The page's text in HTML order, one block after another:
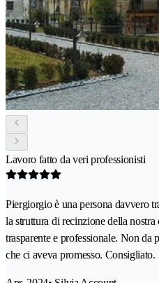
Lavoro fatto da veri professionisti
Piergiorgio è una persona davvero
la struttura di recinzione della nostra
trasparente e professionale. Non
che ci aveva promesso. Consigliato.